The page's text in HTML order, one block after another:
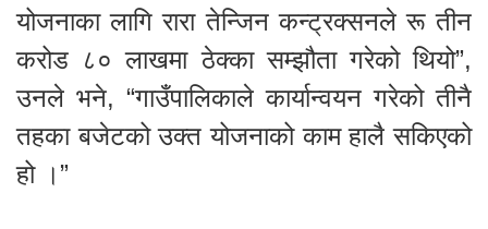
योजनाका लागि रारा तेन्जिन कन्ट्रक्सनले रू तीन
करोड ८० लाखमा ठेक्का सम्झौता गरेको थियो”,
उनले भने, “गाउँपालिकाले कार्यान्वयन गरेको तीनै
तहका बजेटको उक्त योजनाको काम हालै सकिएको
हो ।”